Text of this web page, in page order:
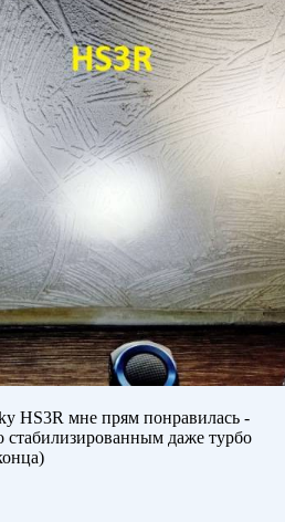
HS3R мне прям понравилась -
стабилизированным даже турбо